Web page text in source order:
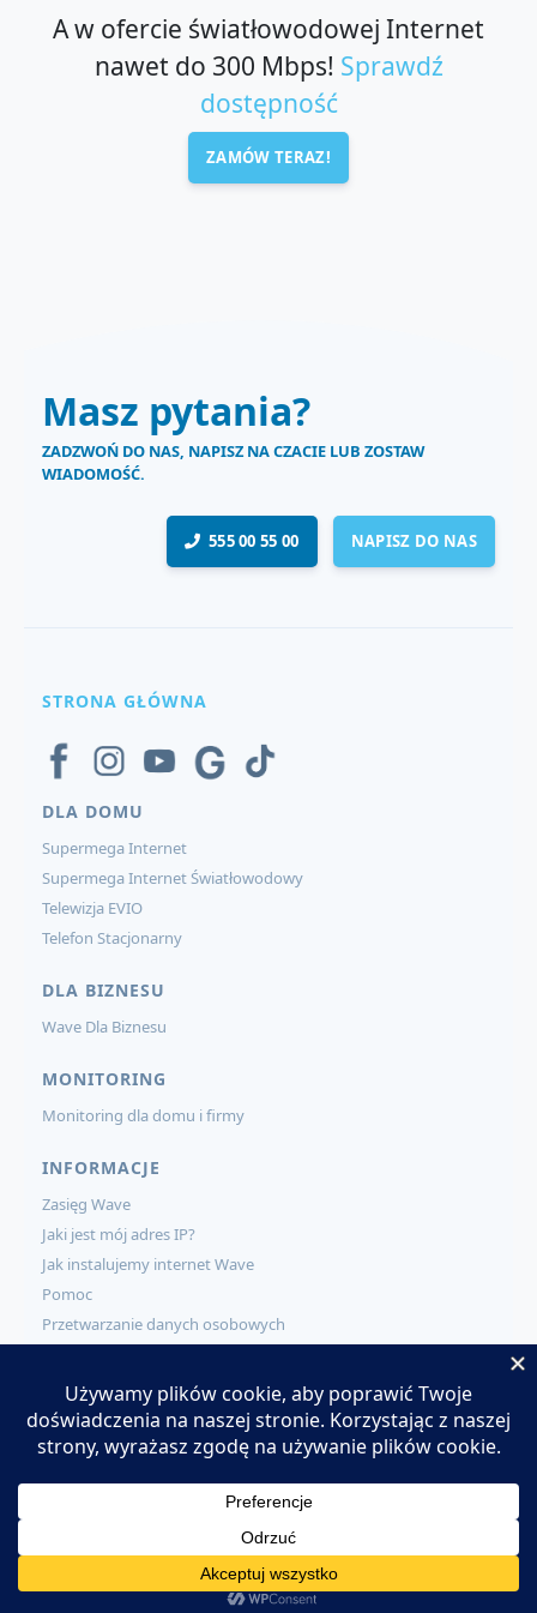
A w ofercie światłowodowej Internet
nawet do 300 Mbps! Sprawdź
dostępność
ZAMÓW TERAZ!
Masz pytania?
ZADZWOŃ DO NAS, NAPISZ NA CZACIE LUB ZOSTAW
WIADOMOŚĆ.
555 00 55 00 NAPISZ DO NAS
STRONA GŁÓWNA
DLA DOMU
Supermega Internet
Supermega Internet Światłowodowy
Telewizja EVIO
Telefon Stacjonarny
DLA BIZNESU
Wave Dla Biznesu
MONITORING
Monitoring dla domu i firmy
INFORMACJE
Zasięg Wave
Jaki jest mój adres IP?
Jak instalujemy internet Wave
Pomoc
Przetwarzanie danych osobowych
Kontakt
Zamów usługi Wave